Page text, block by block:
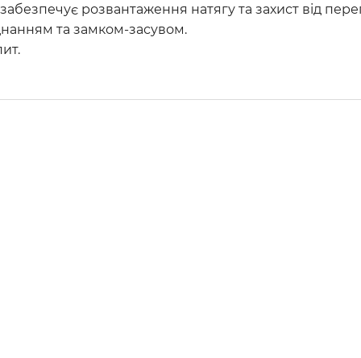
розвантаження натягу та захист від
та замком-засувом.